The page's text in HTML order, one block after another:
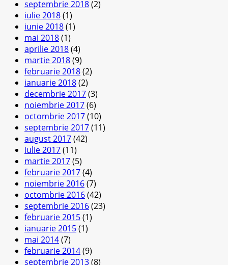
septembrie 2018(2)
iulie 2018(1)
iunie 2018(1)
mai 2018(1)
aprilie 2018(4)
martie 2018(9)
februarie 2018(2)
ianuarie 2018(2)
decembrie 2017(3)
noiembrie 2017(6)
octombrie 2017(10)
septembrie 2017(11)
august 2017(42)
iulie 2017(11)
martie 2017(5)
februarie 2017(4)
noiembrie 2016(7)
octombrie 2016(42)
septembrie 2016(23)
februarie 2015(1)
ianuarie 2015(1)
mai 2014(7)
februarie 2014(9)
septembrie 2013(8)